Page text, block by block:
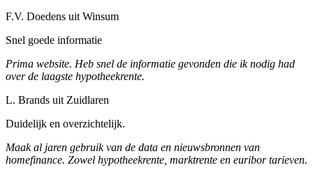
F.V. Doedens uit Winsum
Snel goede informatie
Prima website. Heb snel de informatie gevonden die ik nodig had
over de laagste hypotheekrente.
L. Brands uit Zuidlaren
Duidelijk en overzichtelijk.
Maak al jaren gebruik van de data en nieuwsbronnen van
homefinance. Zowel hypotheekrente, marktrente en euribor tarieven.